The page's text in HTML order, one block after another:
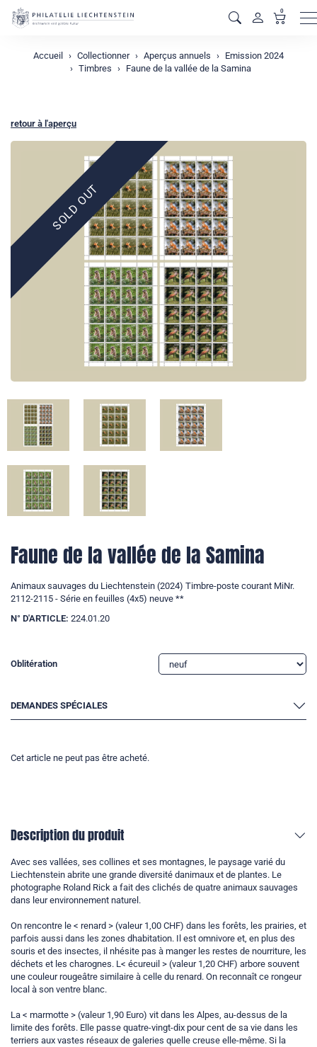
0
Accueil Collectionner Aperçus annuels
Emission 2024
Timbres
Faune de la vallée de la Samina
retour à l'aperçu
SOLD OUT
Faune de la vallée de la Samina
Animaux sauvages du Liechtenstein (2024) Timbre-poste courant MiNr.
2112-2115 - Série en feuilles (4x5) neuve **
N° D'ARTICLE: 224.01.20
Oblitération
DEMANDES SPÉCIALES
Cet article ne peut pas être acheté.
Description du produit
Avec ses vallées, ses collines et ses montagnes, le paysage varié du
Liechtenstein abrite une grande diversité danimaux et de plantes. Le
photographe Roland Rick a fait des clichés de quatre animaux sauvages
dans leur environnement naturel.
On rencontre le < renard > (valeur 1,00 CHF) dans les forêts, les prairies, et
parfois aussi dans les zones dhabitation. Il est omnivore et, en plus des
souris et des insectes, il nhésite pas à manger les restes de nourriture, les
déchets et les charognes. L< écureuil > (valeur 1,20 CHF) arbore souvent
une couleur rougeâtre similaire à celle du renard. On reconnaît ce rongeur
local à son ventre blanc.
La < marmotte > (valeur 1,90 Euro) vit dans les Alpes, au-dessus de la
limite des forêts. Elle passe quatre-vingt-dix pour cent de sa vie dans les
terriers aux vastes réseaux de galeries quelle creuse elle-même. Si la